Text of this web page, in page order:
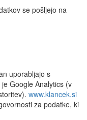
se pošljejo na
uporabljajo s
Google Analytics (v
www.klancek.si
za podatke, ki